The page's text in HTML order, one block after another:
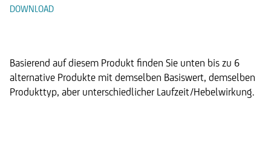
DOWNLOAD
Basierend auf diesem Produkt finden Sie unten bis zu 6
alternative Produkte mit demselben Basiswert, demselben
Produkttyp, aber unterschiedlicher Laufzeit/Hebelwirkung.